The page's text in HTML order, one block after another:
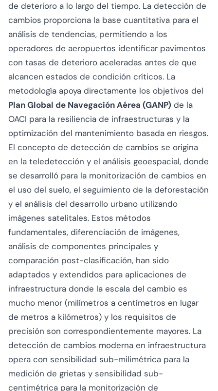
de deterioro a lo largo del tiempo. La detección de
cambios proporciona la base cuantitativa para el
análisis de tendencias, permitiendo a los
operadores de aeropuertos identificar pavimentos
con tasas de deterioro aceleradas antes de que
alcancen estados de condición críticos. La
metodología apoya directamente los objetivos del
Plan Global de Navegación Aérea (GANP) de la
OACI para la resiliencia de infraestructuras y la
optimización del mantenimiento basada en riesgos.
El concepto de detección de cambios se origina
en la teledetección y el análisis geoespacial, donde
se desarrolló para la monitorización de cambios en
el uso del suelo, el seguimiento de la deforestación
y el análisis del desarrollo urbano utilizando
imágenes satelitales. Estos métodos
fundamentales, diferenciación de imágenes,
análisis de componentes principales y
comparación post-clasificación, han sido
adaptados y extendidos para aplicaciones de
infraestructura donde la escala del cambio es
mucho menor (milímetros a centímetros en lugar
de metros a kilómetros) y los requisitos de
precisión son correspondientemente mayores. La
detección de cambios moderna en infraestructura
opera con sensibilidad sub-milimétrica para la
medición de grietas y sensibilidad sub-
centimétrica para la monitorización de